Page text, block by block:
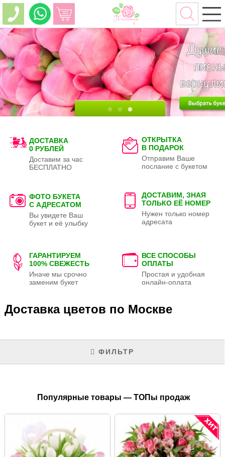
ДОСТАВКА
0 РУБЛЕЙ
Доставим за час
БЕСПЛАТНО
ОТКРЫТКА
В ПОДАРОК
Отправим Ваше
послание с букетом
ФОТО БУКЕТА
С АДРЕСАТОМ
Вы увидете Ваш
букет и её улыбку
ДОСТАВИМ, ЗНАЯ
ТОЛЬКО ЕЁ НОМЕР
Нужен только номер
адресата
ГАРАНТИРУЕМ
100% СВЕЖЕСТЬ
Иначе мы срочно
заменим букет
ВСЕ СПОСОБЫ
ОПЛАТЫ
Простая и удобная
онлайн-оплата
Доставка цветов по Москве
ФИЛЬТР
Популярные товары — ТОПы продаж